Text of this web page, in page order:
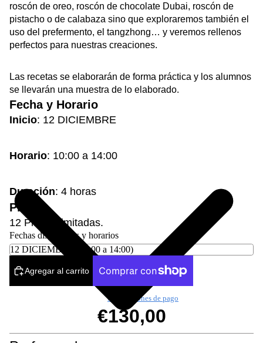
roscón de oreo, roscón de chocolate Dubai, roscón de
pistacho o de calabaza sino que exploraremos también el
uso del prefermento, el tangzhong… y veremos rellenos
perfectos para nuestras creaciones.
Las recetas se elaborarán de forma práctica y los alumnos
se llevarán una muestra de lo elaborado.
Fecha y Horario
Inicio: 12 DICIEMBRE
Horario: 10:00 a 14:00
Duración: 4 horas
Plazas
12 Plazas limitadas.
Fechas disponibles y horarios
Agregar al carrito
Más opciones de pago
€130,00